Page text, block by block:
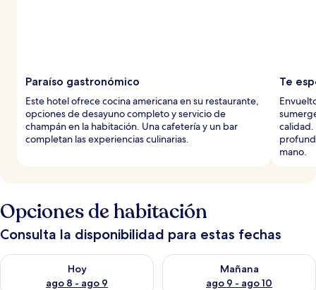
Paraíso gastronómico
Este hotel ofrece cocina americana en su restaurante,
opciones de desayuno completo y servicio de
champán en la habitación. Una cafetería y un bar
completan las experiencias culinarias.
Te
calidad.
mano.
Opciones de habitación
Consulta la disponibilidad para estas fechas
Hoy
ago 8 - ago 9
Consulta la disponibilidad para hoy ago 8 - ago 9
Mañana
ago 9 - ago 10
Consulta la disponibilidad